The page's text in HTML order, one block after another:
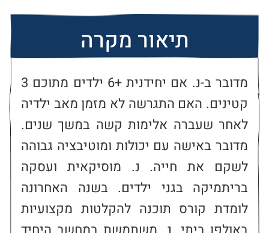
תיאור מקרה
מדובר ב-נ. אם יחידנית +6 ילדים מתוכם 3
קטינים. האם התגרשה לא מזמן מאב ילדיה
לאחר שעברה אלימות קשה במשך שנים.
מדובר באישה עם יכולות ומוטיבציה גבוהה
לשקם את חייה. נ. מוסיקאית ועסקה
בריתמיקה בגני ילדים. בשנה האחרונה
לומדת קורס תוכנה להקלטות מקצועיות